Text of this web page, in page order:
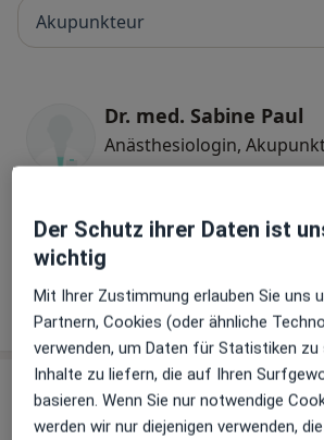
Akupunkteur
Dr. med. Sabine Paul
Dr. med. Boris Brand
Orthopäde &
30
Praxis
Der Schutz ihrer Daten ist
wichtig
Mit Ihrer Zustimmung erlauben Sie uns
Partnern, Cookies (oder ähnliche
verwenden, um Daten für Statistiken zu
Inhalte zu liefern, die auf Ihren
basieren. Wenn Sie nur notwendige
werden wir nur diejenigen verwenden,